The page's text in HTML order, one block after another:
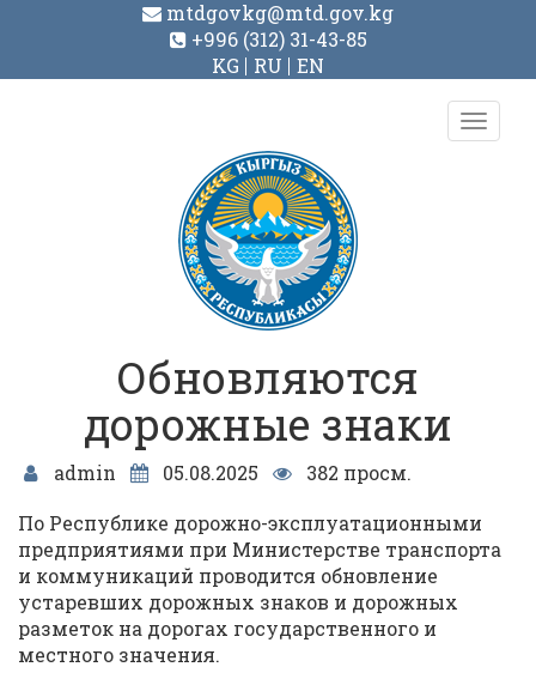
mtdgovkg@mtd.gov.kg
+996 (312) 31-43-85
KG
RU EN
Toggle
Обновляются
дорожные знаки
admin 05.08.2025
382 просм.
По Республике дорожно-эксплуатационными
предприятиями при Министерстве транспорта
и коммуникаций проводится обновление
устаревших дорожных знаков и дорожных
разметок на дорогах государственного и
местного значения.